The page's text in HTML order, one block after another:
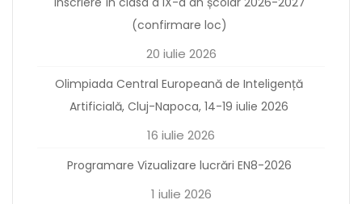
(confirmare loc)
20 iulie 2026
Olimpiada Central Europeană de Inteligență
Artificială, Cluj-Napoca, 14-19 iulie 2026
16 iulie 2026
Programare Vizualizare lucrări EN8-2026
1 iulie 2026